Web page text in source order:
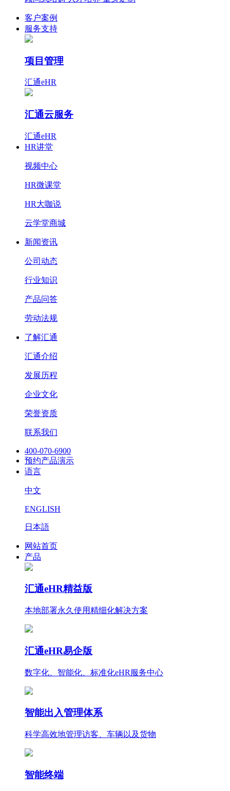
客户案例
服务支持
项目管理
汇通eHR
汇通云服务
汇通eHR
HR讲堂
视频中心
HR微课堂
HR大咖说
云学堂商城
新闻资讯
公司动态
行业知识
产品问答
劳动法规
了解汇通
汇通介绍
发展历程
企业文化
荣誉资质
联系我们
400-070-6900
预约产品演示
语言
中文
ENGLISH
日本語
网站首页
产品
汇通eHR精益版
本地部署永久使用精细化解决方案
汇通eHR易企版
数字化、智能化、标准化eHR服务中心
智能出入管理体系
科学高效地管理访客、车辆以及货物
智能终端